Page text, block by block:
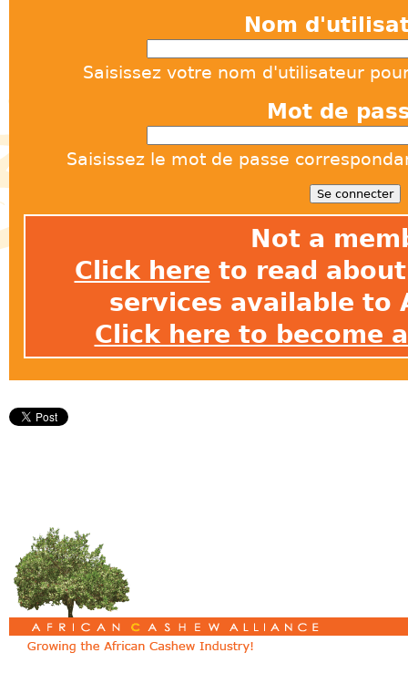
Nom
Saisissez votre nom d'utilisateur
Mot de
Saisissez le mot de passe
Not a
Click here to read
services available to
Click here to become